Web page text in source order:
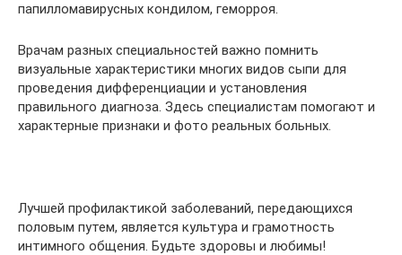
папилломавирусных кондилом, геморроя.
Врачам разных специальностей важно помнить
визуальные характеристики многих видов сыпи для
проведения дифференциации и установления
правильного диагноза. Здесь специалистам помогают и
характерные признаки и фото реальных больных.
Лучшей профилактикой заболеваний, передающихся
половым путем, является культура и грамотность
интимного общения. Будьте здоровы и любимы!